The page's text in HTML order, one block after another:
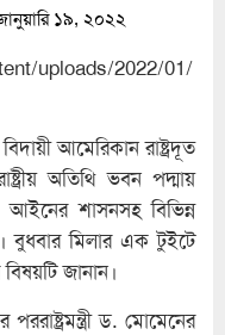
১৯, ২০২২
আমেরিকান রাষ্ট্রদূত
অতিথি ভবন পদ্মায়
আইনের শাসনসহ বিভিন্ন
বুধবার মিলার এক টুইটে
বিষয়টি জানান।
ড. মোমেনের